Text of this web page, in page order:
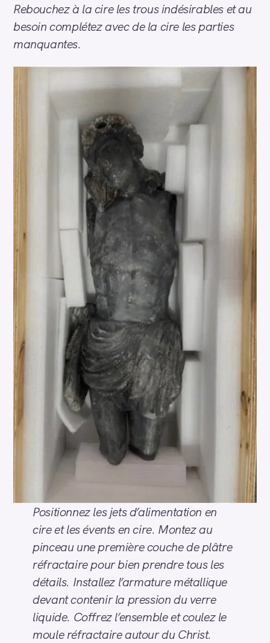
Rebouchez à la cire les trous indésirables et au
besoin complétez avec de la cire les parties
manquantes.
Positionnez les jets d’alimentation en
cire et les évents en cire. Montez au
pinceau une première couche de plâtre
réfractaire pour bien prendre tous les
détails. Installez l’armature métallique
devant contenir la pression du verre
liquide. Coffrez l’ensemble et coulez le
moule réfractaire autour du Christ.